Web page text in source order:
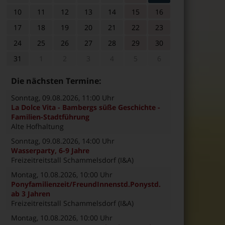
10
11 12 13 14 15
16
17
18 19 20 21 22
23
24
25 26 27 28 29
30
31
Die nächsten Termine:
Sonntag, 09.08.2026, 11:00 Uhr
La Dolce Vita - Bambergs süße Geschichte -
Familien-Stadtführung
Alte Hofhaltung
Sonntag, 09.08.2026, 14:00 Uhr
Wasserparty, 6-9 Jahre
Freizeitreitstall Schammelsdorf (I&A)
Montag, 10.08.2026, 10:00 Uhr
Ponyfamilienzeit/FreundInnenstd.Ponystd.
ab 3 Jahren
Freizeitreitstall Schammelsdorf (I&A)
Montag, 10.08.2026, 10:00 Uhr